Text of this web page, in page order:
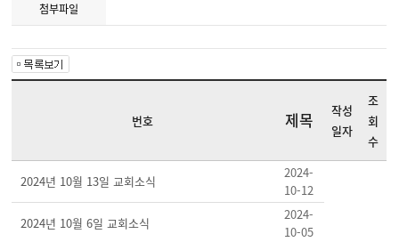
첨부파일
번호 제목
작성
일자
조
회
수
2024년 10월 13일 교회소식
2024-
10-12
2024년 10월 6일 교회소식
2024-
10-05